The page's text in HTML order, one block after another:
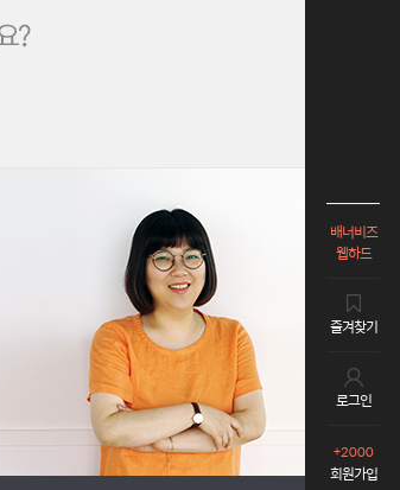
배너비즈
웹하드
즐겨찾기
로그인
+2000
회원가입